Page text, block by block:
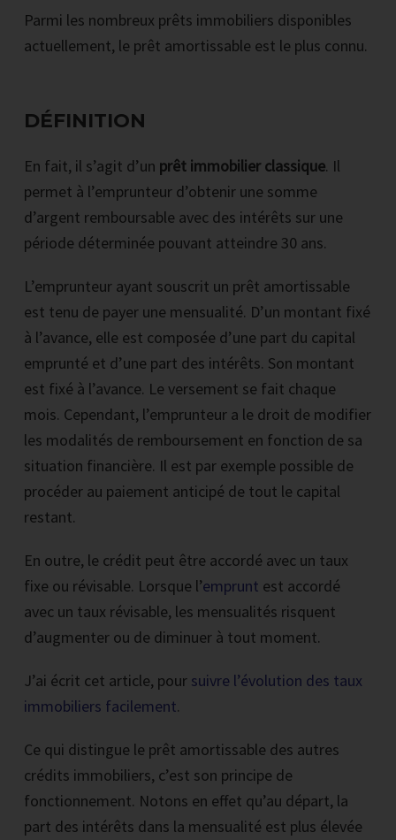
Parmi les nombreux prêts immobiliers disponibles
actuellement, le prêt amortissable est le plus connu.
DÉFINITION
En fait, il s’agit d’un prêt immobilier classique. Il
permet à l’emprunteur d’obtenir une somme
d’argent remboursable avec des intérêts sur une
période déterminée pouvant atteindre 30 ans.
L’emprunteur ayant souscrit un prêt amortissable
est tenu de payer une mensualité. D’un montant fixé
à l’avance, elle est composée d’une part du capital
emprunté et d’une part des intérêts. Son montant
est fixé à l’avance. Le versement se fait chaque
mois. Cependant, l’emprunteur a le droit de modifier
les modalités de remboursement en fonction de sa
situation financière. Il est par exemple possible de
procéder au paiement anticipé de tout le capital
restant.
En outre, le crédit peut être accordé avec un taux
fixe ou révisable. Lorsque l’emprunt est accordé
avec un taux révisable, les mensualités risquent
d’augmenter ou de diminuer à tout moment.
J’ai écrit cet article, pour suivre l’évolution des taux
immobiliers facilement.
Ce qui distingue le prêt amortissable des autres
crédits immobiliers, c’est son principe de
fonctionnement. Notons en effet qu’au départ, la
part des intérêts dans la mensualité est plus élevée